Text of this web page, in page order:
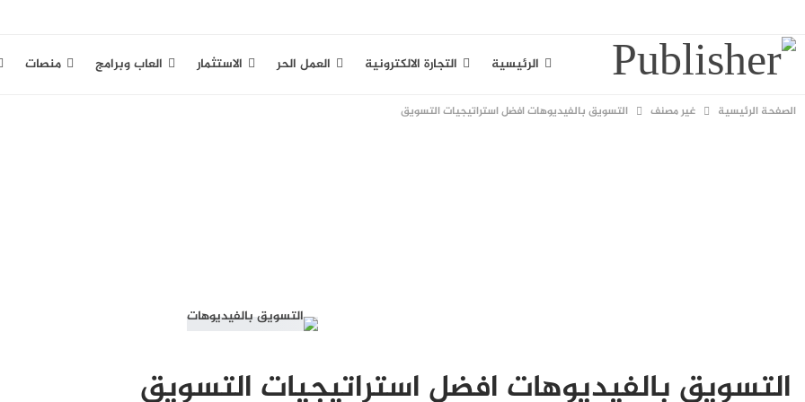
الرئيسية التجارة الالكترونية العمل الحر الاستثمار العاب وبرامج منصات
سياسة الخصوصية
الصفحة الرئيسية غير مصنف التسويق بالفيديوهات افضل استراتيجيات التسويق
التسويق بالفيديوهات افضل استراتيجيات التسويق